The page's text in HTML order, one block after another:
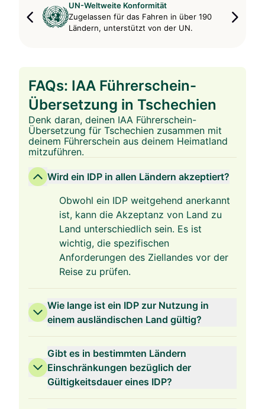
UN-Weltweite Konformität
Zugelassen für das Fahren in über 190
Ländern, unterstützt von der UN.
FAQs: IAA Führerschein-
Übersetzung in Tschechien
Denk daran, deinen IAA Führerschein-
Übersetzung für Tschechien zusammen mit
deinem Führerschein aus deinem Heimatland
mitzuführen.
Wird ein IDP in allen Ländern akzeptiert?
Obwohl ein IDP weitgehend anerkannt
ist, kann die Akzeptanz von Land zu
Land unterschiedlich sein. Es ist
wichtig, die spezifischen
Anforderungen des Ziellandes vor der
Reise zu prüfen.
Wie lange ist ein IDP zur Nutzung in
einem ausländischen Land gültig?
Gibt es in bestimmten Ländern
Einschränkungen bezüglich der
Gültigkeitsdauer eines IDP?